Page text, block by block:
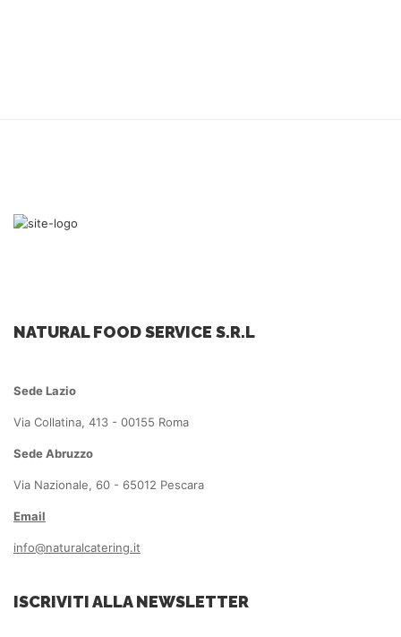
NATURAL FOOD SERVICE S.R.L
Sede Lazio
Via Collatina, 413 - 00155 Roma
Sede Abruzzo
Via Nazionale, 60 - 65012 Pescara
Email
info@naturalcatering.it
ISCRIVITI ALLA NEWSLETTER